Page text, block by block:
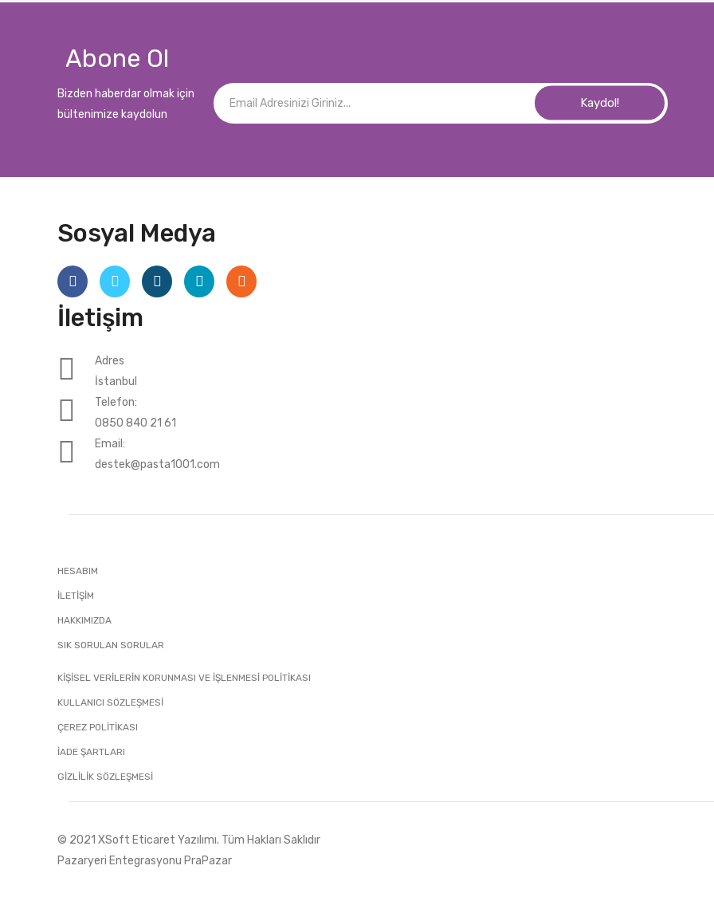
Abone Ol
Bizden haberdar olmak için
bültenimize kaydolun
Kaydol!
Sosyal Medya
İletişim
Adres
İstanbul
Telefon:
0850 840 21 61
Email:
destek@pasta1001.com
HESABIM
İLETIŞIM
HAKKIMIZDA
SIK SORULAN SORULAR
KİŞİSEL VERİLERİN KORUNMASI VE İŞLENMESİ POLİTİKASI
KULLANICI SÖZLEŞMESİ
ÇEREZ POLİTİKASI
İADE ŞARTLARI
GIZLILIK SÖZLEŞMESI
© 2021 XSoft Eticaret Yazılımı. Tüm Hakları Saklıdır
Pazaryeri Entegrasyonu PraPazar